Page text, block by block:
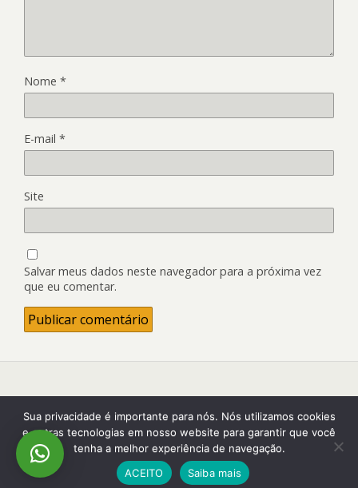
Nome *
E-mail *
Site
Salvar meus dados neste navegador para a próxima vez
que eu comentar.
Back to top
Mobile Desktop
Sua privacidade é importante para nós. Nós utilizamos cookies
e outras tecnologias em nosso website para garantir que você
tenha a melhor experiência de navegação.
ACEITO
Saiba mais